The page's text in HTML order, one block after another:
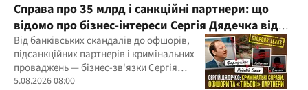
Справа про 35 млрд і санкційні партнери: що
відомо про бізнес-інтереси Сергія Дядечка від
"Родовід Банку" до "ФАРМАСЕЛ"
Від банківських скандалів до офшорів,
підсанкційних партнерів і кримінальних
проваджень — бізнес-зв'язки Сергія
Дядечка й досі простягаються через
5.08.2026 08:00